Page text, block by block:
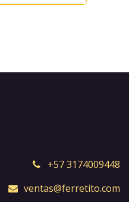
+57 3174009448
ventas@ferretito.com